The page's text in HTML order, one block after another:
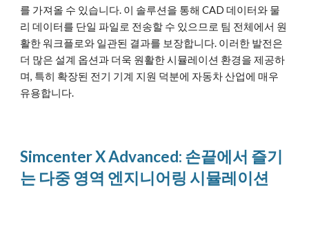
를 가져올 수 있습니다. 이 솔루션을 통해 CAD 데이터와 물
리 데이터를 단일 파일로 전송할 수 있으므로 팀 전체에서 원
활한 워크플로와 일관된 결과를 보장합니다. 이러한 발전은
더 많은 설계 옵션과 더욱 원활한 시뮬레이션 환경을 제공하
며, 특히 확장된 전기 기계 지원 덕분에 자동차 산업에 매우
유용합니다.
Simcenter X Advanced: 손끝에서 즐기
는 다중 영역 엔지니어링 시뮬레이션